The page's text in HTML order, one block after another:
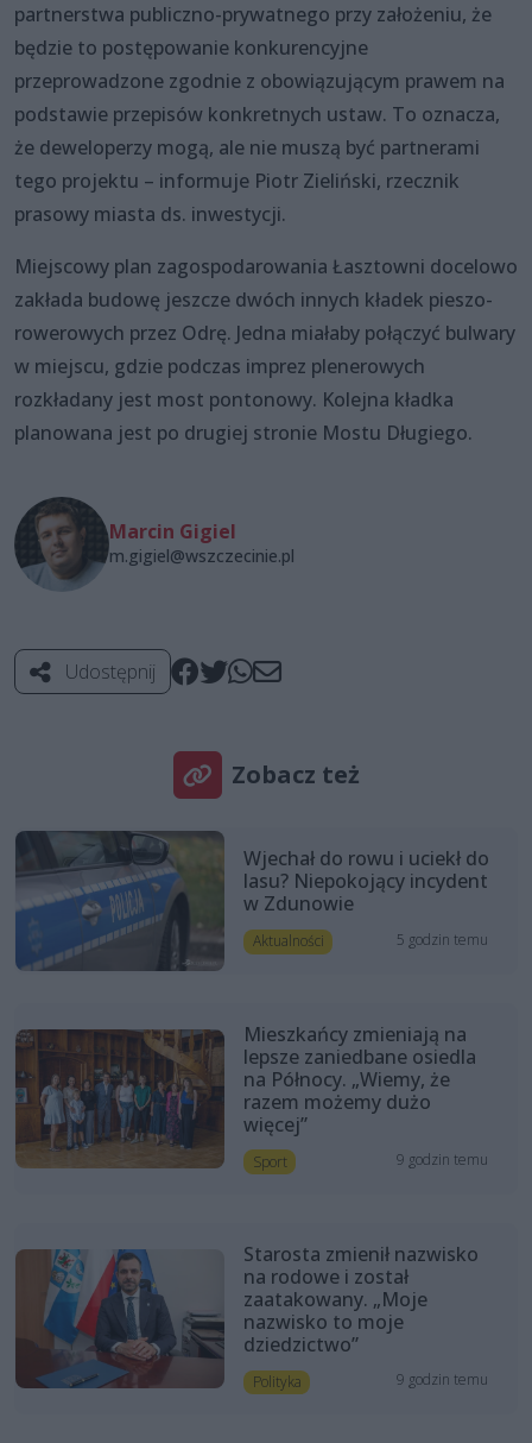
partnerstwa publiczno-prywatnego przy założeniu, że
będzie to postępowanie konkurencyjne
przeprowadzone zgodnie z obowiązującym prawem na
podstawie przepisów konkretnych ustaw. To oznacza,
że deweloperzy mogą, ale nie muszą być partnerami
tego projektu – informuje Piotr Zieliński, rzecznik
prasowy miasta ds. inwestycji.
Miejscowy plan zagospodarowania Łasztowni docelowo
zakłada budowę jeszcze dwóch innych kładek pieszo-
rowerowych przez Odrę. Jedna miałaby połączyć bulwary
w miejscu, gdzie podczas imprez plenerowych
rozkładany jest most pontonowy. Kolejna kładka
planowana jest po drugiej stronie Mostu Długiego.
Marcin Gigiel
m.gigiel@wszczecinie.pl
Udostępnij
Zobacz też
Wjechał do rowu i uciekł do
lasu? Niepokojący incydent
w Zdunowie
Aktualności 5 godzin temu
Mieszkańcy zmieniają na
lepsze zaniedbane osiedla
na Północy. „Wiemy, że
razem możemy dużo
więcej”
Sport 9 godzin temu
Starosta zmienił nazwisko
na rodowe i został
zaatakowany. „Moje
nazwisko to moje
dziedzictwo”
Polityka 9 godzin temu